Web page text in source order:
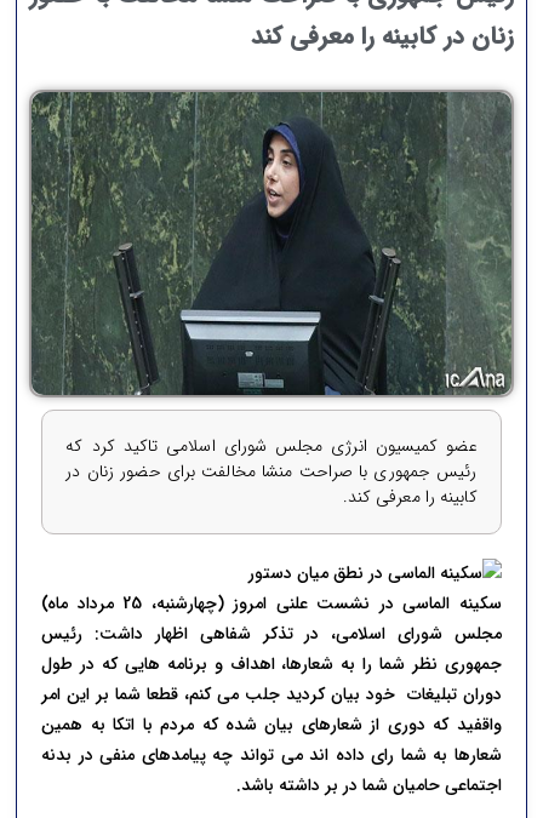
زنان در کابینه را معرفی کند
عضو کمیسیون انرژی مجلس شورای اسلامی تاکید کرد که
رئیس جمهوری با صراحت منشا مخالفت برای حضور زنان در
کابینه را معرفی کند.
سکینه الماسی
در نشست علنی امروز (چهارشنبه، 25 مرداد ماه)
مجلس شورای اسلامی، در تذکر شفاهی اظهار داشت: رئیس
جمهوری نظر شما را به شعارها، اهداف و برنامه هایی که در طول
دوران تبلیغات خود بیان کردید جلب می کنم، قطعا شما بر این امر
واقفید که دوری از شعارهای بیان شده که مردم با اتکا به همین
شعارها به شما رای داده اند می تواند چه پیامدهای منفی در بدنه
اجتماعی حامیان شما در بر داشته باشد.